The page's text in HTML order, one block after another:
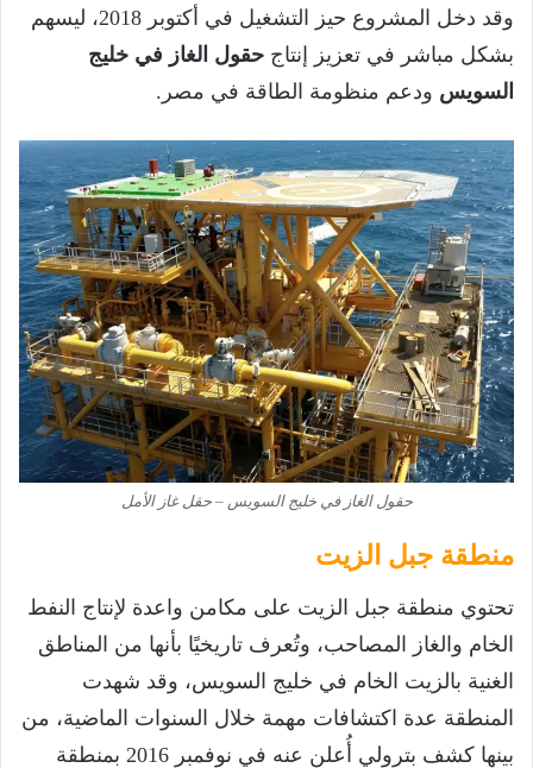
وقد دخل المشروع حيز التشغيل في أكتوبر 2018، ليسهم
بشكل مباشر في تعزيز إنتاج حقول الغاز في خليج
السويس ودعم منظومة الطاقة في مصر.
حقول الغاز في خليج السويس – حقل غاز الأمل
منطقة جبل الزيت
تحتوي منطقة جبل الزيت على مكامن واعدة لإنتاج النفط
الخام والغاز المصاحب، وتُعرف تاريخيًا بأنها من المناطق
الغنية بالزيت الخام في خليج السويس، وقد شهدت
المنطقة عدة اكتشافات مهمة خلال السنوات الماضية، من
بينها كشف بترولي أُعلن عنه في نوفمبر 2016 بمنطقة